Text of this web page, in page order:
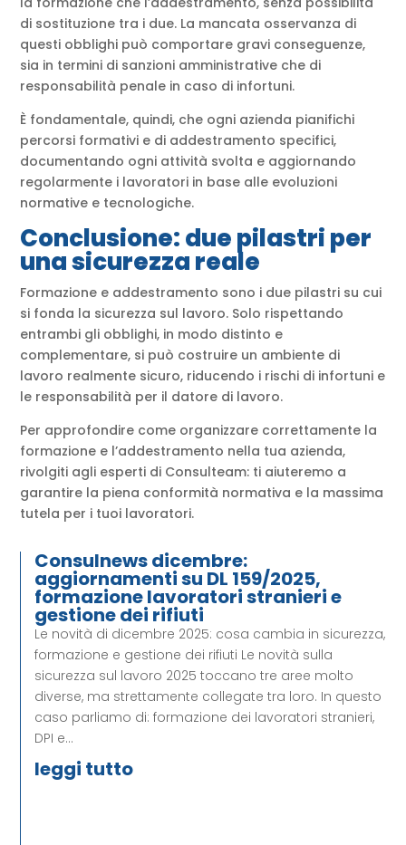
di sostituzione tra i due. La mancata osservanza di
questi obblighi può comportare gravi conseguenze,
sia in termini di sanzioni amministrative che di
responsabilità penale in caso di infortuni.
È fondamentale, quindi, che ogni azienda pianifichi
percorsi formativi e di addestramento specifici,
documentando ogni attività svolta e aggiornando
regolarmente i lavoratori in base alle evoluzioni
normative e tecnologiche.
Conclusione: due pilastri per
una sicurezza reale
Formazione e addestramento sono i due pilastri su cui
si fonda la sicurezza sul lavoro. Solo rispettando
entrambi gli obblighi, in modo distinto e
complementare, si può costruire un ambiente di
lavoro realmente sicuro, riducendo i rischi di infortuni e
le responsabilità per il datore di lavoro.
Per approfondire come organizzare correttamente la
formazione e l’addestramento nella tua azienda,
rivolgiti agli esperti di Consulteam: ti aiuteremo a
garantire la piena conformità normativa e la massima
tutela per i tuoi lavoratori.
Consulnews dicembre:
aggiornamenti su DL 159/2025,
formazione lavoratori stranieri e
gestione dei rifiuti
Le novità di dicembre 2025: cosa cambia in sicurezza,
formazione e gestione dei rifiuti Le novità sulla
sicurezza sul lavoro 2025 toccano tre aree molto
diverse, ma strettamente collegate tra loro. In questo
caso parliamo di: formazione dei lavoratori stranieri,
DPI e...
leggi tutto